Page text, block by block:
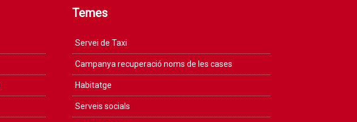
Temes
Servei de Taxi
Campanya recuperació noms de les cases
Habitatge
Serveis socials